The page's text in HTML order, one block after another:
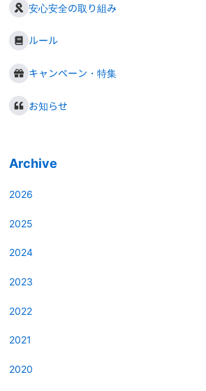
安心安全の取り組み
ルール
キャンペーン・特集
お知らせ
Archive
2026
2025
2024
2023
2022
2021
2020